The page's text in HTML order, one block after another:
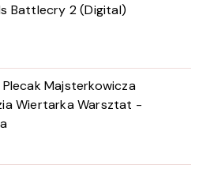
Battlecry 2 (Digital)
Majsterkowicza
Wiertarka Warsztat -